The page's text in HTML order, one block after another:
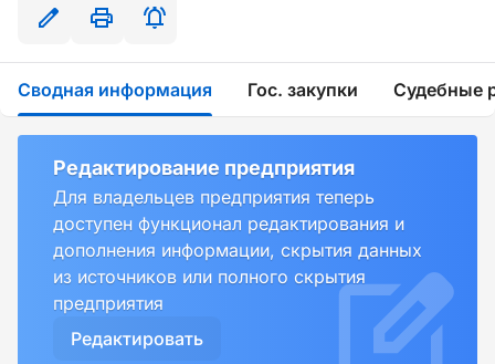
Сводная информация Гос. закупки Судебные
Редактирование предприятия
Для владельцев предприятия теперь
доступен функционал редактирования и
дополнения информации, скрытия данных
из источников или полного скрытия
предприятия
Редактировать